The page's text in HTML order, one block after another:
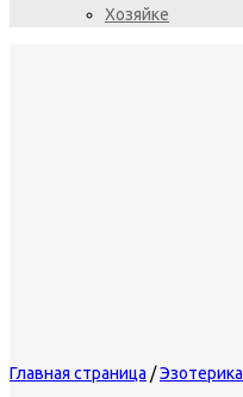
Хозяйке
Главная страница /Эзотерика